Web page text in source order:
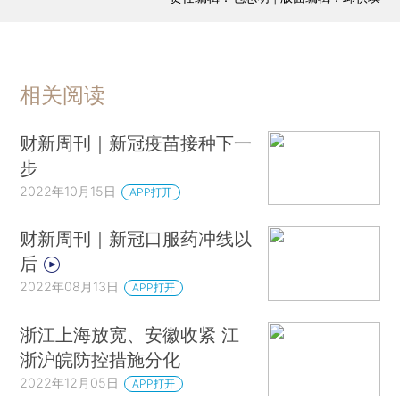
相关阅读
财新周刊｜新冠疫苗接种下一
步
2022年10月15日 APP打开
财新周刊｜新冠口服药冲线以
后
2022年08月13日 APP打开
浙江上海放宽、安徽收紧 江
浙沪皖防控措施分化
2022年12月05日 APP打开